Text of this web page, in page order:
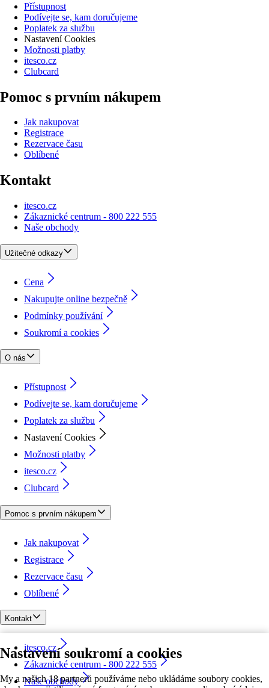
Nastavení soukromí a cookies
My a našich 18 partnerů používáme nebo ukládáme soubory cookies,
Přístupnost
Podívejte se, kam doručujeme
Poplatek za službu
Nastavení Cookies
Možnosti platby
itesco.cz
Clubcard
Pomoc s prvním nákupem
Jak nakupovat
Registrace
Rezervace času
Oblíbené
Kontakt
itesco.cz
Zákaznické centrum - 800 222 555
Naše obchody
Užitečné odkazy
Cena
Nakupujte online bezpečně
Podmínky používání
Soukromí a cookies
O nás
Přístupnost
Podívejte se, kam doručujeme
Poplatek za službu
Nastavení Cookies
Možnosti platby
itesco.cz
Clubcard
Pomoc s prvním nákupem
Jak nakupovat
Registrace
Rezervace času
Oblíbené
Kontakt
itesco.cz
Zákaznické centrum - 800 222 555
Naše obchody